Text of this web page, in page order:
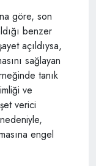
göre, son
benzer
açıldıysa,
sağlayan
tanık
ve
verici
nedeniyle,
engel